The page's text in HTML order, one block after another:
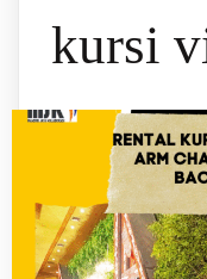
kursi